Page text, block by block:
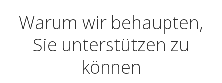
Warum wir behaupten,
Sie unterstützen zu
können